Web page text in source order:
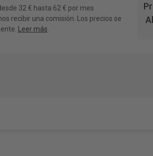
32 € hasta 62 € por mes
recibir una comisión. Los precios se
Leer más